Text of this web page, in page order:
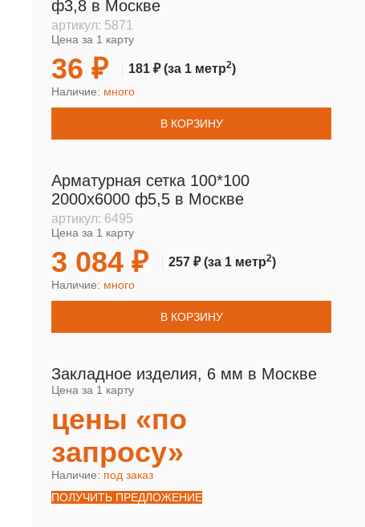
ф3,8 в Москве
артикул: 5871
Цена за 1 карту
36 ₽ 181 ₽(за 1 метр2)
Наличие: много
В КОРЗИНУ
Арматурная сетка 100*100
2000х6000 ф5,5 в Москве
артикул: 6495
Цена за 1 карту
3 084 ₽ 257 ₽(за 1 метр2)
Наличие: много
В КОРЗИНУ
Закладное изделия, 6 мм в Москве
Цена за 1 карту
цены «по
запросу»
Наличие: под заказ
ПОЛУЧИТЬ ПРЕДЛОЖЕНИЕ